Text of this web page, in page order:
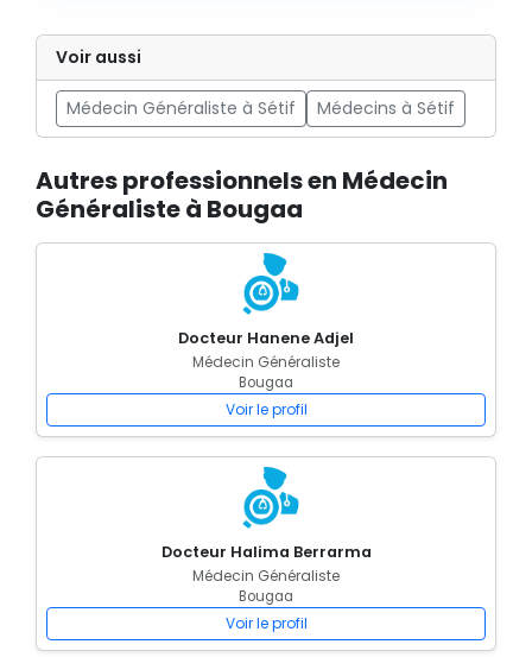
Voir aussi
Médecin Généraliste à Sétif Médecins à Sétif
Autres professionnels en Médecin
Généraliste à Bougaa
Docteur Hanene Adjel
Médecin Généraliste
Bougaa
Voir le profil
Docteur Halima Berrarma
Médecin Généraliste
Bougaa
Voir le profil